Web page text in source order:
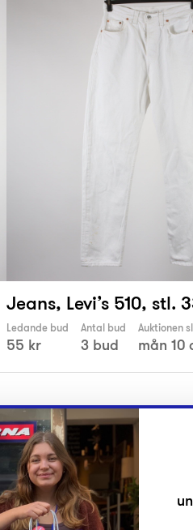
Jeans, Levi’s 510, stl.
Ledande bud
55 kr
Antal bud
3 bud
Auktionen
mån 10